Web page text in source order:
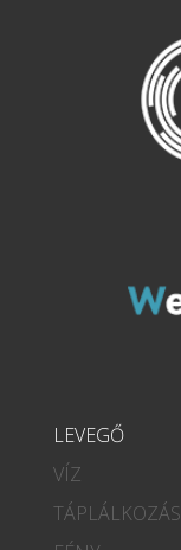
LEVEGŐ
VÍZ
TÁPLÁLKOZÁS